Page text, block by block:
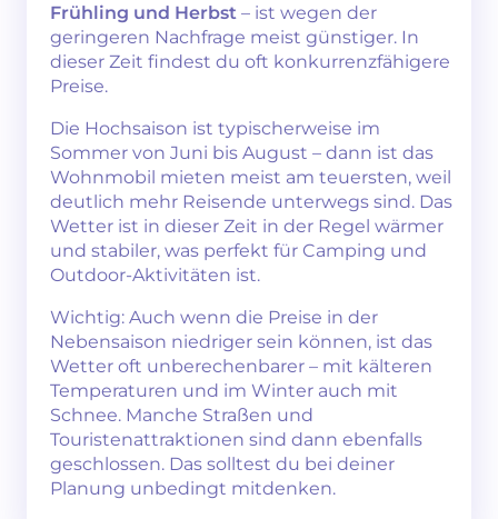
Frühling und Herbst – ist wegen der
geringeren Nachfrage meist günstiger. In
dieser Zeit findest du oft konkurrenzfähigere
Preise.
Die Hochsaison ist typischerweise im
Sommer von Juni bis August – dann ist das
Wohnmobil mieten meist am teuersten, weil
deutlich mehr Reisende unterwegs sind. Das
Wetter ist in dieser Zeit in der Regel wärmer
und stabiler, was perfekt für Camping und
Outdoor-Aktivitäten ist.
Wichtig: Auch wenn die Preise in der
Nebensaison niedriger sein können, ist das
Wetter oft unberechenbarer – mit kälteren
Temperaturen und im Winter auch mit
Schnee. Manche Straßen und
Touristenattraktionen sind dann ebenfalls
geschlossen. Das solltest du bei deiner
Planung unbedingt mitdenken.